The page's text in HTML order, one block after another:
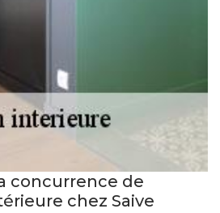
concurrence de
chez Saive